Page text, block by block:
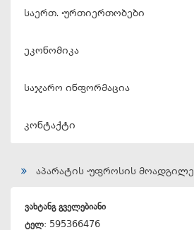
საერთ. ურთიერთობები
ეკონომიკა
საჯარო ინფორმაცია
კონტაქტი
აპარატის უფროსის მოადგილე
ვახტანგ გველებიანი
ტელ: 595366476